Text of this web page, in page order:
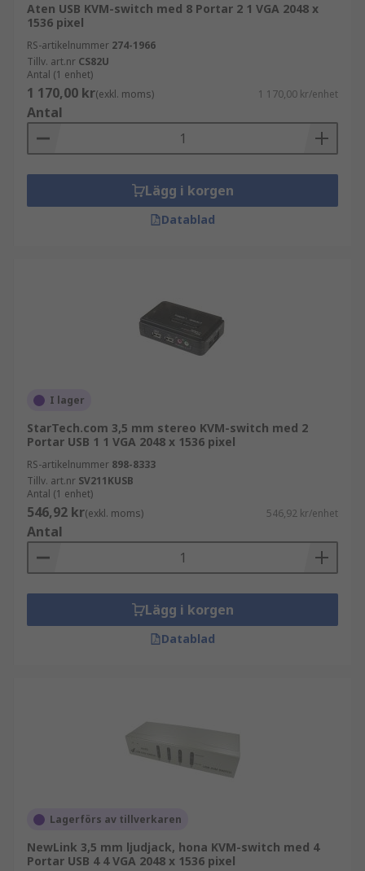
Aten USB KVM-switch med 8 Portar 2 1 VGA 2048 x
1536 pixel
RS-artikelnummer 274-1966
Tillv. art.nr CS82U
Antal (1 enhet)
1 170,00 kr(exkl. moms) 1 170,00 kr/enhet
Antal
Lägg i korgen
Datablad
I lager
StarTech.com 3,5 mm stereo KVM-switch med 2
Portar USB 1 1 VGA 2048 x 1536 pixel
RS-artikelnummer 898-8333
Tillv. art.nr SV211KUSB
Antal (1 enhet)
546,92 kr(exkl. moms) 546,92 kr/enhet
Antal
Lägg i korgen
Datablad
Lagerförs av tillverkaren
NewLink 3,5 mm ljudjack, hona KVM-switch med 4
Portar USB 4 4 VGA 2048 x 1536 pixel